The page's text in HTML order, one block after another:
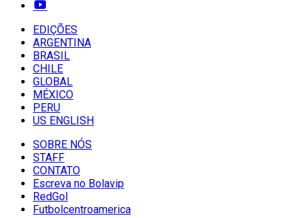
EDIÇÕES
ARGENTINA
BRASIL
CHILE
GLOBAL
MÉXICO
PERU
US ENGLISH
SOBRE NÓS
STAFF
CONTATO
Escreva no Bolavip
RedGol
Futbolcentroamerica